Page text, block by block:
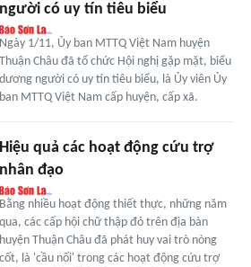
người có uy tín tiêu biểu
Ngày 1/11, Ủy ban MTTQ Việt Nam huyện
Thuận Châu đã tổ chức Hội nghị gặp mặt, biểu
dương người có uy tín tiêu biểu, là Ủy viên Ủy
ban MTTQ Việt Nam cấp huyện, cấp xã.
Hiệu quả các hoạt động cứu trợ
nhân đạo
Bằng nhiều hoạt động thiết thực, những năm
qua, các cấp hội chữ thập đỏ trên địa bàn
huyện Thuận Châu đã phát huy vai trò nòng
cốt, là 'cầu nối' trong các hoạt động cứu trợ